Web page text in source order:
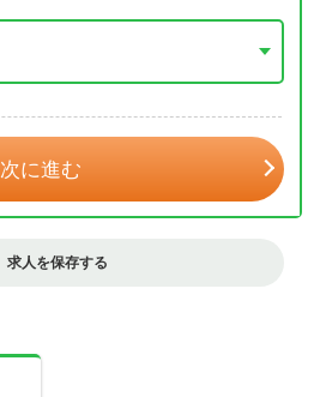
次に進む
求人を保存する